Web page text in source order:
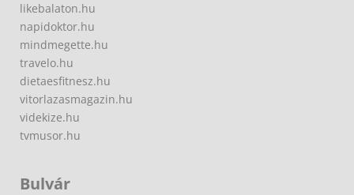
likebalaton.hu
napidoktor.hu
mindmegette.hu
travelo.hu
dietaesfitnesz.hu
vitorlazasmagazin.hu
videkize.hu
tvmusor.hu
Bulvár